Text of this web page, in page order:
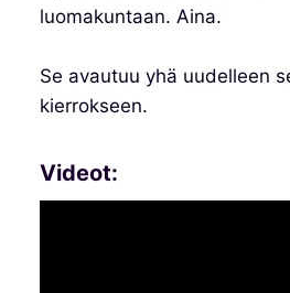
luomakuntaan. Aina.
Se avautuu yhä uudelleen
kierrokseen.
Videot: